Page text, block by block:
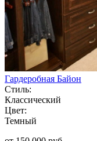
Гардеробная Байон
Стиль:
Классический
Цвет:
Темный